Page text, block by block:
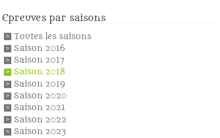
Epreuves par saisons
Toutes les saisons
Saison 2016
Saison 2017
Saison 2018
Saison 2019
Saison 2020
Saison 2021
Saison 2022
Saison 2023